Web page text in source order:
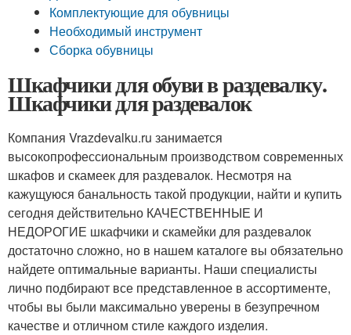
Комплектующие для обувницы
Необходимый инструмент
Сборка обувницы
Шкафчики для обуви в раздевалку.
Шкафчики для раздевалок
Компания Vrazdevalku.ru занимается
высокопрофессиональным производством современных
шкафов и скамеек для раздевалок. Несмотря на
кажущуюся банальность такой продукции, найти и купить
сегодня действительно КАЧЕСТВЕННЫЕ И
НЕДОРОГИЕ шкафчики и скамейки для раздевалок
достаточно сложно, но в нашем каталоге вы обязательно
найдете оптимальные варианты. Наши специалисты
лично подбирают все представленное в ассортименте,
чтобы вы были максимально уверены в безупречном
качестве и отличном стиле каждого изделия.